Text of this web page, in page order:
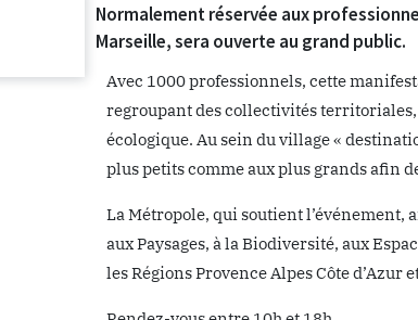
Normalement réservée aux
Marseille, sera ouverte au grand public.
Avec 1000 professionnels, cette
regroupant des collectivités territoriales,
écologique. Au sein du village «
plus petits comme aux plus grands afin
La Métropole, qui soutient
aux Paysages, à la Biodiversité, aux
les Régions Provence Alpes Côte d’Azur